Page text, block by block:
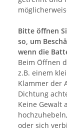
Bitte öffnen
so, um
wenn die
Beim Öffnen
z.B. einem
Klammer der
Dichtung
Keine Gewalt
oder sich